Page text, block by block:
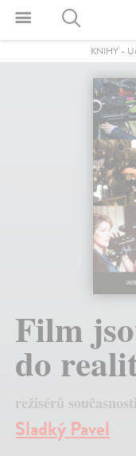
KNIHY-
Film
do
režisérů
Sladký Pavel